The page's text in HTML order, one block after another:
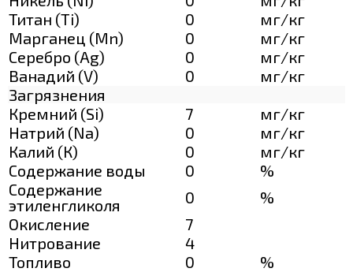
Титан (Ti)
0
мг/кг
Марганец (Mn)
0
мг/кг
Серебро (Ag)
0
мг/кг
Ванадий (V)
0
мг/кг
Загрязнения
Кремний (Si)
7
мг/кг
Натрий (Na)
0
мг/кг
Калий (К)
0
мг/кг
Содержание воды
0
%
Содержание
этиленгликоля
0
%
Окисление
7
Нитрование
4
Топливо
0 %